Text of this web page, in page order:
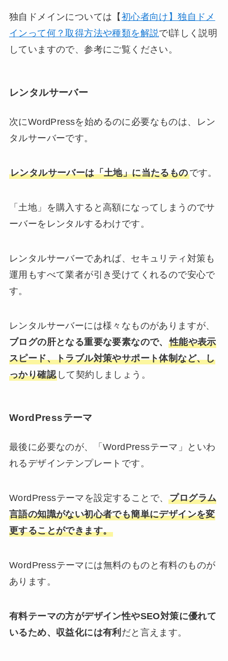
独自ドメインについては【 初心者向け】独自ドメ
インって何？取得方法や種類を解説でl詳しく説明
していますので、参考にご覧ください。
レンタルサーバー
次にWordPressを始めるのに必要なものは、レン
タルサーバーです。
レンタルサーバーは「土地」に当たるものです。
「土地」を購入すると高額になってしまうのでサ
ーバーをレンタルするわけです。
レンタルサーバーであれば、セキュリティ対策も
運用もすべて業者が引き受けてくれるので安心で
す。
レンタルサーバーには様々なものがありますが、
ブログの肝となる重要な要素なので、 性能や表示
スピード、トラブル対策やサポート体制など、し
っかり確認して契約しましょう。
WordPressテーマ
最後に必要なのが、「WordPressテーマ」といわ
れるデザインテンプレートです。
WordPressテーマを設定することで、プログラム
言語の知識がない初心者でも簡単にデザインを変
更することができます。
WordPressテーマには無料のものと有料のものが
あります。
有料テーマの方がデザイン性やSEO対策に優れて
いるため、収益化には有利 だと言えます。